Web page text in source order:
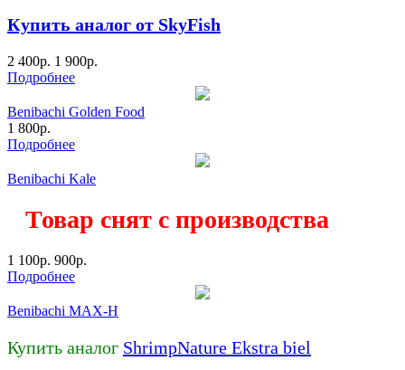
Купить аналог от SkyFish
2 400р. 1 900р.
Подробнее
Benibachi Golden Food
1 800р.
Подробнее
Benibachi Kale
Товар снят с производства
1 100р. 900р.
Подробнее
Benibachi MAX-H
Купить аналог ShrimpNature Ekstra biel